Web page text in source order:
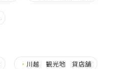
・ 川越 観光地 貸店舗